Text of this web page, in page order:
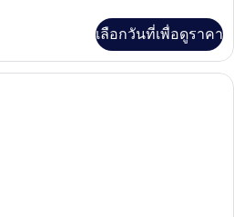
เลือกวันที่เพื่อดูราคา
ห้องซูพีเรียดับเบิล | ตู้นิรภัยในห้องพัก,